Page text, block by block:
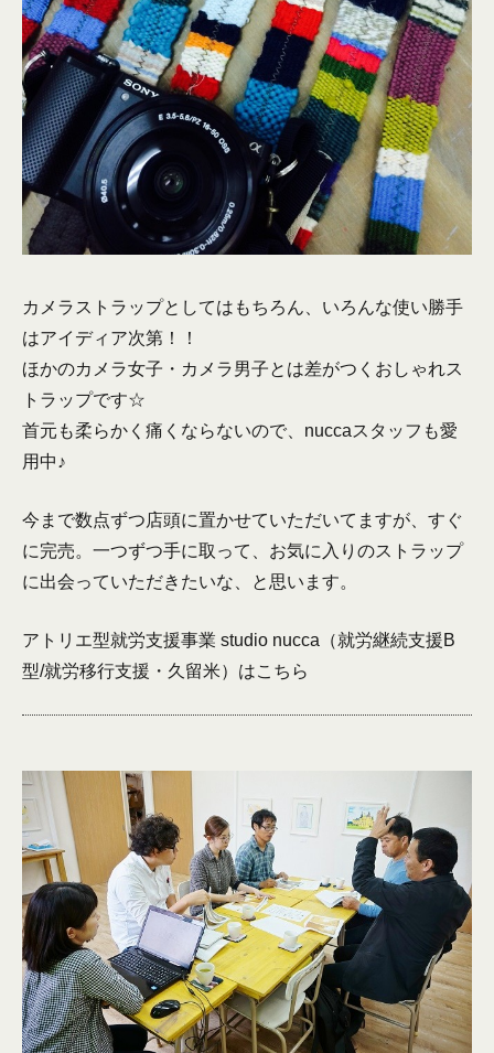
カメラストラップとしてはもちろん、いろんな使い勝手
はアイディア次第！！
ほかのカメラ女子・カメラ男子とは差がつくおしゃれス
トラップです☆
首元も柔らかく痛くならないので、nuccaスタッフも愛
用中♪
今まで数点ずつ店頭に置かせていただいてますが、すぐ
に完売。一つずつ手に取って、お気に入りのストラップ
に出会っていただきたいな、と思います。
アトリエ型就労支援事業 studio nucca（就労継続支援B
型/就労移行支援・久留米）はこちら